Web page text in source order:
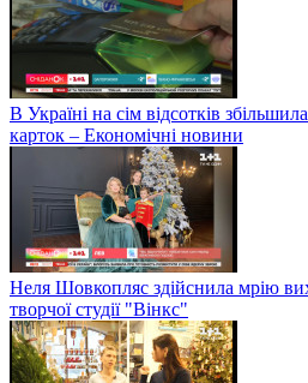
В Україні на сім відсотків
карток – Економічні новини
Неля Шовкопляс здійснила мрію
творчої студії "Вінкс"